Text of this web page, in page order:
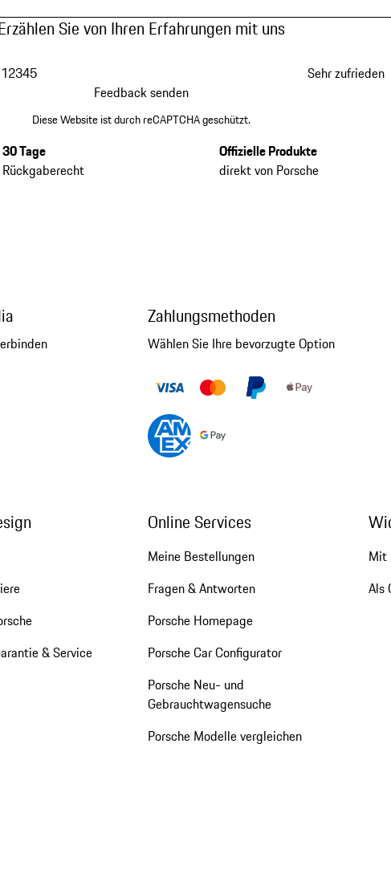
Sie von Ihren Erfahrungen mit uns
12345
Sehr zufrieden
Feedback senden
Diese Website ist durch reCAPTCHA geschützt.
30 Tage
Rückgaberecht
Offizielle Produkte
direkt von Porsche
Zahlungsmethoden
Wählen Sie Ihre bevorzugte Option
& Service
Online Services
Meine Bestellungen
Fragen & Antworten
Porsche Homepage
Porsche Car Configurator
Porsche Neu- und
Gebrauchtwagensuche
Porsche Modelle vergleichen
Mit
Als